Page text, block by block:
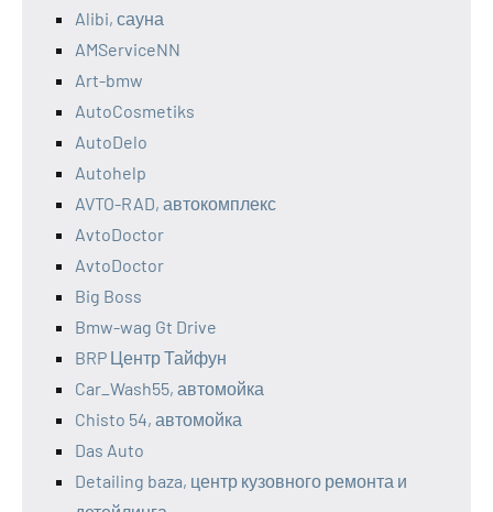
Alibi, сауна
AMServiceNN
Art-bmw
AutoCosmetiks
AutoDelo
Autohelp
AVTO-RAD, автокомплекс
AvtoDoctor
AvtoDoctor
Big Boss
Bmw-wag Gt Drive
BRP Центр Тайфун
Car_Wash55, автомойка
Chisto 54, автомойка
Das Auto
Detailing baza, центр кузовного ремонта и